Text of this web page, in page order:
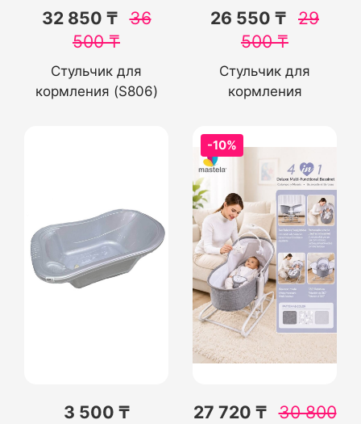
32 850 ₸ 36
500₸
Стульчик для
кормления (S806)
26 550 ₸ 29
500₸
Стульчик для
кормления
3 500 ₸
-10%
27 720 ₸ 30 800